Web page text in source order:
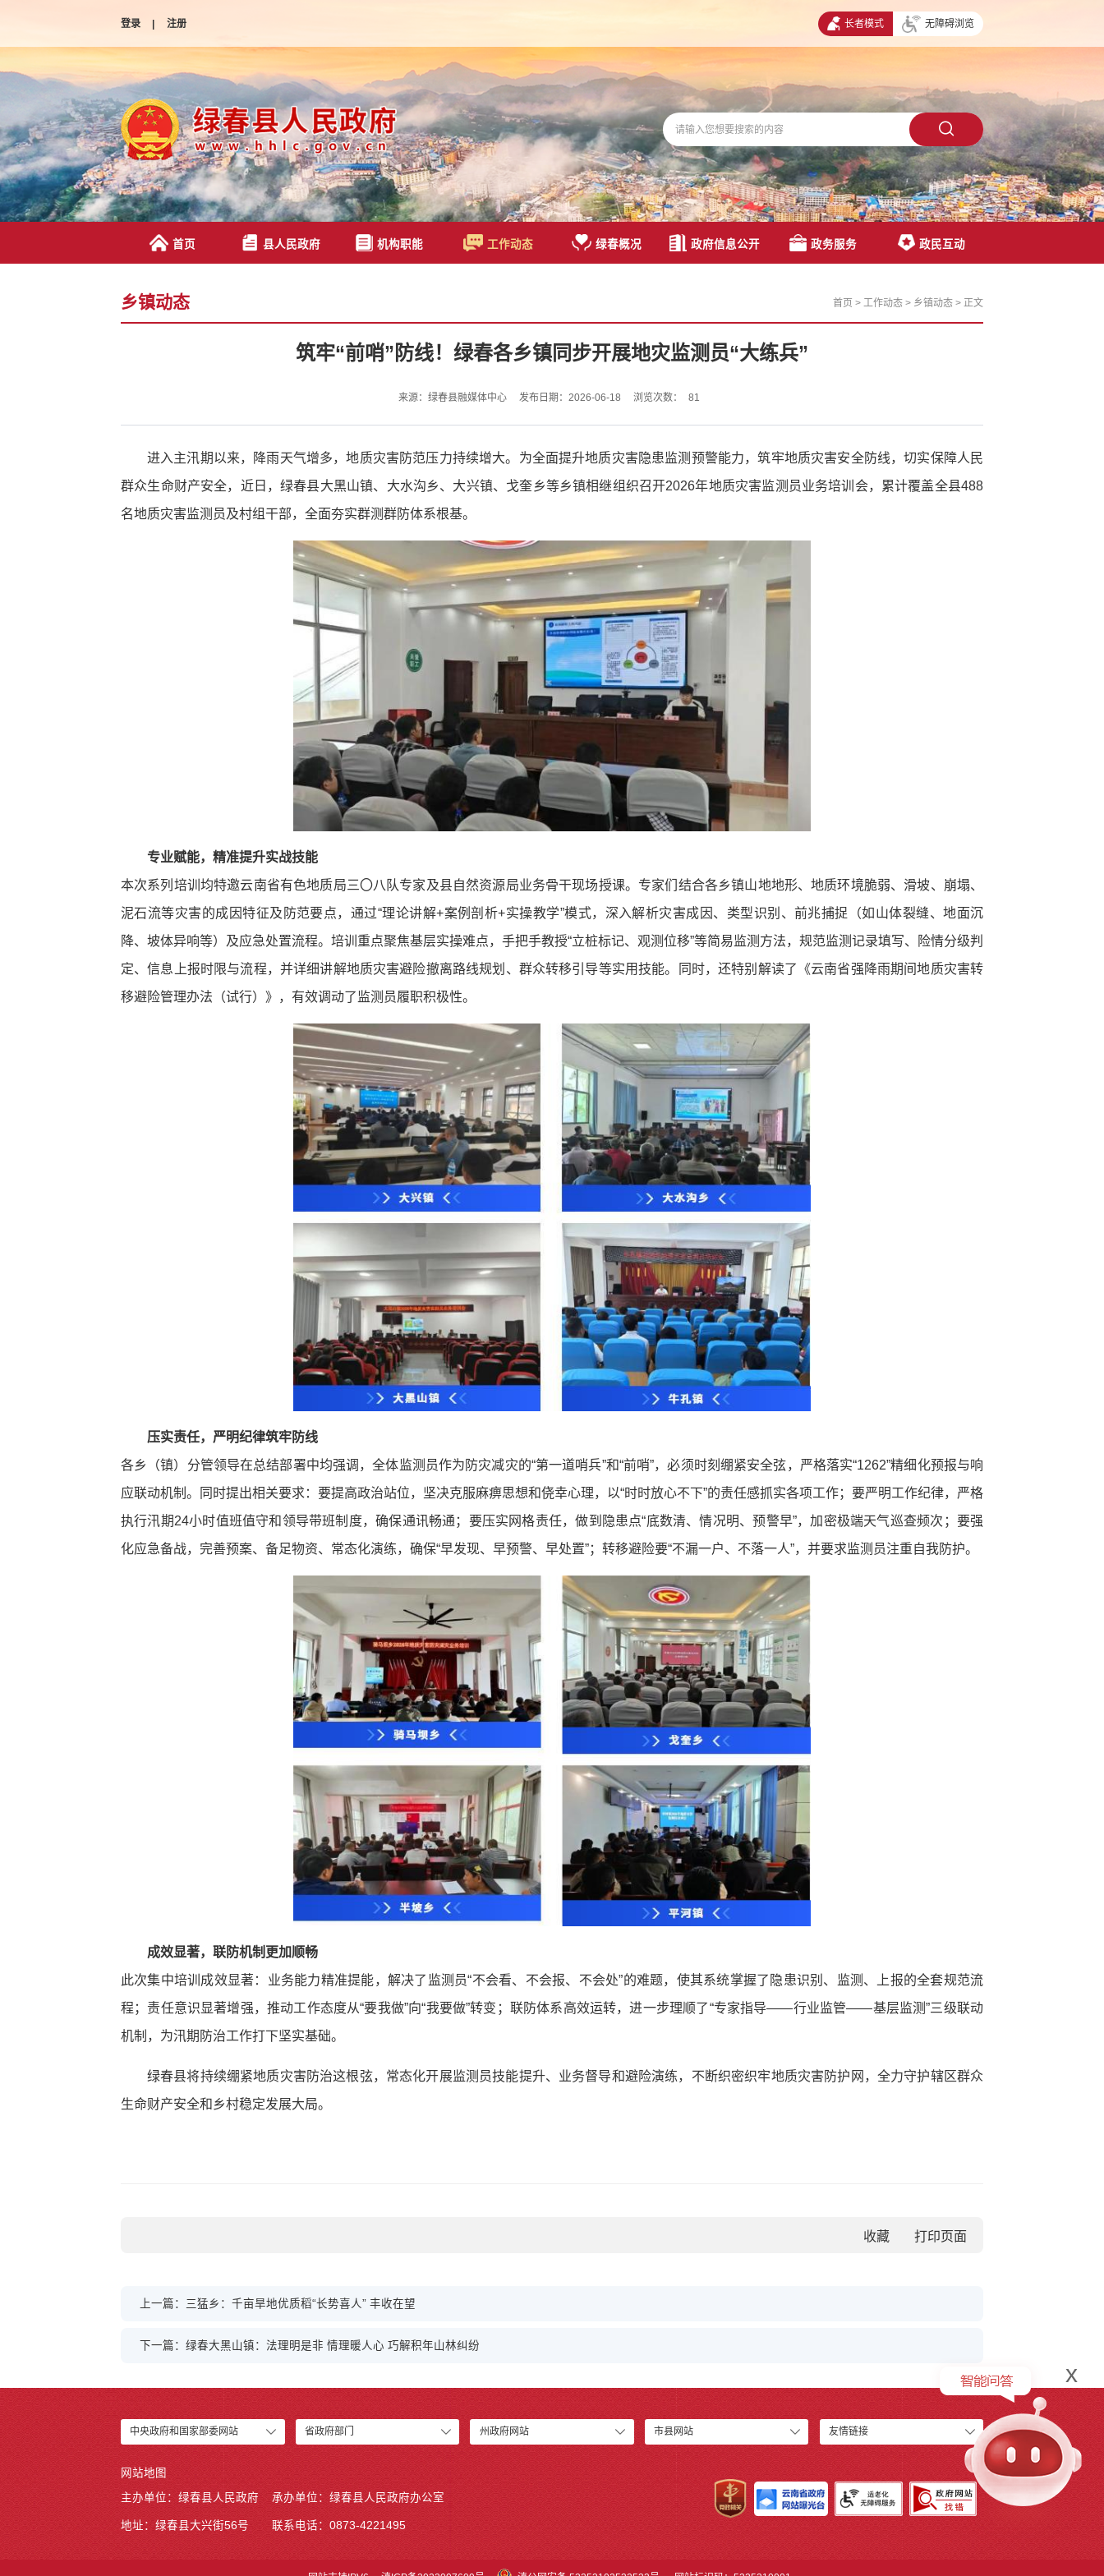
登录 | 注册 长者模式 无障碍浏览
首页 县人民政府 机构职能 工作动态 绿春概况 政府信息公开 政务服务 政民互动
乡镇动态 首页 > 工作动态 > 乡镇动态 > 正文
筑牢“前哨”防线！绿春各乡镇同步开展地灾监测员“大练兵”
来源：绿春县融媒体中心 发布日期：2026-06-18 浏览次数： 81
进入主汛期以来，降雨天气增多，地质灾害防范压力持续增大。为全面提升地质灾害隐患监测预警能力，筑牢地质灾害安全防线，切实保障人民
群众生命财产安全，近日，绿春县大黑山镇、大水沟乡、大兴镇、戈奎乡等乡镇相继组织召开2026年地质灾害监测员业务培训会，累计覆盖全县488
名地质灾害监测员及村组干部，全面夯实群测群防体系根基。
专业赋能，精准提升实战技能
本次系列培训均特邀云南省有色地质局三〇八队专家及县自然资源局业务骨干现场授课。专家们结合各乡镇山地地形、地质环境脆弱、滑坡、崩塌、
泥石流等灾害的成因特征及防范要点，通过“理论讲解+案例剖析+实操教学”模式，深入解析灾害成因、类型识别、前兆捕捉（如山体裂缝、地面沉
降、坡体异响等）及应急处置流程。培训重点聚焦基层实操难点，手把手教授“立桩标记、观测位移”等简易监测方法，规范监测记录填写、险情分级判
定、信息上报时限与流程，并详细讲解地质灾害避险撤离路线规划、群众转移引导等实用技能。同时，还特别解读了《云南省强降雨期间地质灾害转
移避险管理办法（试行）》，有效调动了监测员履职积极性。
压实责任，严明纪律筑牢防线
各乡（镇）分管领导在总结部署中均强调，全体监测员作为防灾减灾的“第一道哨兵”和“前哨”，必须时刻绷紧安全弦，严格落实“1262”精细化预报与响
应联动机制。同时提出相关要求：要提高政治站位，坚决克服麻痹思想和侥幸心理，以“时时放心不下”的责任感抓实各项工作；要严明工作纪律，严格
执行汛期24小时值班值守和领导带班制度，确保通讯畅通；要压实网格责任，做到隐患点“底数清、情况明、预警早”，加密极端天气巡查频次；要强
化应急备战，完善预案、备足物资、常态化演练，确保“早发现、早预警、早处置”；转移避险要“不漏一户、不落一人”，并要求监测员注重自我防护。
成效显著，联防机制更加顺畅
此次集中培训成效显著：业务能力精准提能，解决了监测员“不会看、不会报、不会处”的难题，使其系统掌握了隐患识别、监测、上报的全套规范流
程；责任意识显著增强，推动工作态度从“要我做”向“我要做”转变；联防体系高效运转，进一步理顺了“专家指导——行业监管——基层监测”三级联动
机制，为汛期防治工作打下坚实基础。
绿春县将持续绷紧地质灾害防治这根弦，常态化开展监测员技能提升、业务督导和避险演练，不断织密织牢地质灾害防护网，全力守护辖区群众
生命财产安全和乡村稳定发展大局。
收藏
上一篇：三猛乡：千亩旱地优质稻“长势喜人” 丰收在望
下一篇：绿春大黑山镇：法理明是非 情理暖人心 巧解积年山林纠纷
中央政府和国家部委网站 省政府部门 州政府网站 市县网站 友情链接
x
网站地图
主办单位：绿春县人民政府 承办单位：绿春县人民政府办公室
地址：绿春县大兴街56号 联系电话：0873-4221495